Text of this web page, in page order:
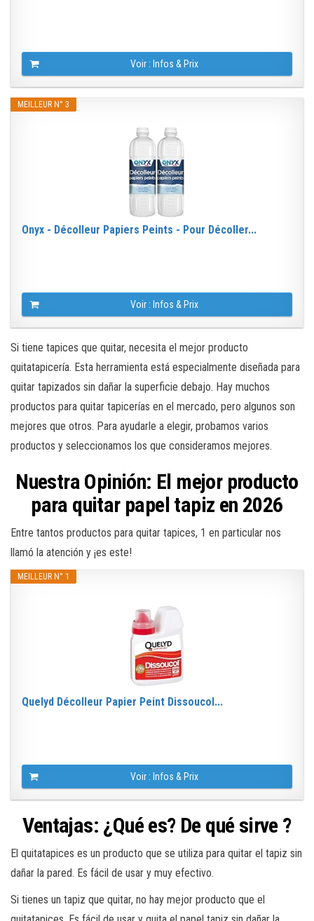
Voir : Infos & Prix
MEILLEUR N° 3
Onyx - Décolleur Papiers Peints - Pour Décoller...
Voir : Infos & Prix
Si tiene tapices que quitar, necesita el mejor producto
quitatapicería. Esta herramienta está especialmente diseñada para
quitar tapizados sin dañar la superficie debajo. Hay muchos
productos para quitar tapicerías en el mercado, pero algunos son
mejores que otros. Para ayudarle a elegir, probamos varios
productos y seleccionamos los que consideramos mejores.
Nuestra Opinión: El mejor producto
para quitar papel tapiz en 2026
Entre tantos productos para quitar tapices, 1 en particular nos
llamó la atención y ¡es este!
MEILLEUR N° 1
Quelyd Décolleur Papier Peint Dissoucol...
Voir : Infos & Prix
Ventajas: ¿Qué es? De qué sirve ?
El quitatapices es un producto que se utiliza para quitar el tapiz sin
dañar la pared. Es fácil de usar y muy efectivo.
Si tienes un tapiz que quitar, no hay mejor producto que el